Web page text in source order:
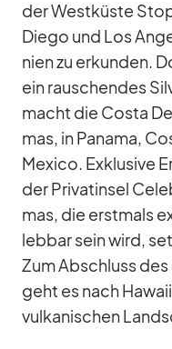
der West­küste
Diego und Los
nien zu er­kun­den.
ein rau­schen­des
macht die Costa
mas, in Pa­nama,
Me­xico. Ex­klu­sive
der Pri­vat­in­sel
mas, die erst­mals
leb­bar sein wird,
Zum Ab­schluss
geht es nach
vul­ka­ni­schen